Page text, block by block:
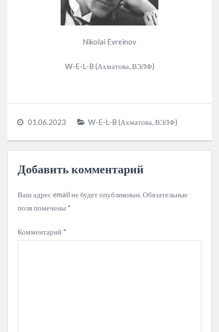
Nikolai Evreinov
W-E-L-B (Ахматова, ВЭЛФ)
01.06.2023 W-E-L-B (Ахматова, ВЭЛФ)
Добавить комментарий
Ваш адрес email не будет опубликован. Обязательные
поля помечены *
Комментарий *